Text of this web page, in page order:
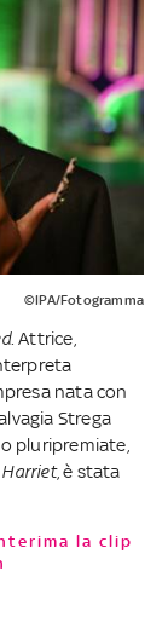
©IPA/Fotogramma
. Attrice,
nata con
Strega
pluripremiate,
Harriet, è stata